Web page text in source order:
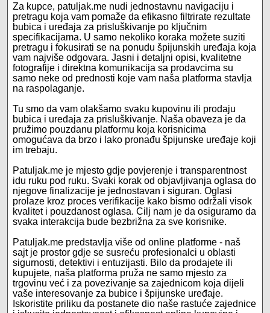
Za kupce, patuljak.me nudi jednostavnu navigaciju i
pretragu koja vam pomaže da efikasno filtrirate rezultate
bubica i uređaja za prisluškivanje po ključnim
specifikacijama. U samo nekoliko koraka možete suziti
pretragu i fokusirati se na ponudu špijunskih uređaja koja
vam najviše odgovara. Jasni i detaljni opisi, kvalitetne
fotografije i direktna komunikacija sa prodavcima su
samo neke od prednosti koje vam naša platforma stavlja
na raspolaganje.
Tu smo da vam olakšamo svaku kupovinu ili prodaju
bubica i uređaja za prisluškivanje. Naša obaveza je da
pružimo pouzdanu platformu koja korisnicima
omogućava da brzo i lako pronađu špijunske uređaje koji
im trebaju.
Patuljak.me je mjesto gdje povjerenje i transparentnost
idu ruku pod ruku. Svaki korak od objavljivanja oglasa do
njegove finalizacije je jednostavan i siguran. Oglasi
prolaze kroz proces verifikacije kako bismo održali visok
kvalitet i pouzdanost oglasa. Cilj nam je da osiguramo da
svaka interakcija bude bezbrižna za sve korisnike.
Patuljak.me predstavlja više od online platforme - naš
sajt je prostor gdje se susreću profesionalci u oblasti
sigurnosti, detektivi i entuzijasti. Bilo da prodajete ili
kupujete, naša platforma pruža ne samo mjesto za
trgovinu već i za povezivanje sa zajednicom koja dijeli
vaše interesovanje za bubice i špijunske uređaje.
Iskoristite priliku da postanete dio naše rastuće zajednice